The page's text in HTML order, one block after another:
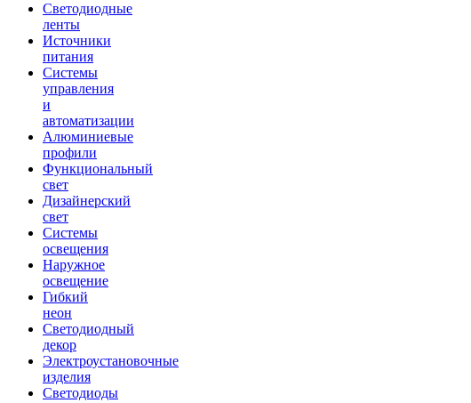
Светодиодные
ленты
Источники
питания
Системы
управления
и
автоматизации
Алюминиевые
профили
Функциональный
свет
Дизайнерский
свет
Системы
освещения
Наружное
освещение
Гибкий
неон
Светодиодный
декор
Электроустановочные
изделия
Светодиоды